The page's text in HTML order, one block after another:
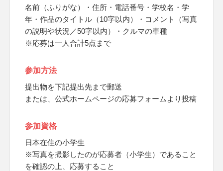
名前（ふりがな）・住所・電話番号・学校名・学
年・作品のタイトル（10字以内）・コメント（写真
の説明や状況／50字以内）・クルマの車種
※応募は一人合計5点まで
参加方法
提出物を下記提出先まで郵送
または、公式ホームページの応募フォームより投稿
参加資格
日本在住の小学生
※写真を撮影したのが応募者（小学生）であること
を確認の上、応募すること